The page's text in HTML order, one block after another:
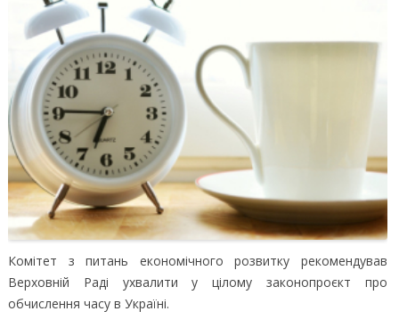
Комітет з питань економічного розвитку рекомендував
Верховній Раді ухвалити у цілому законопроєкт про
обчислення часу в Україні.